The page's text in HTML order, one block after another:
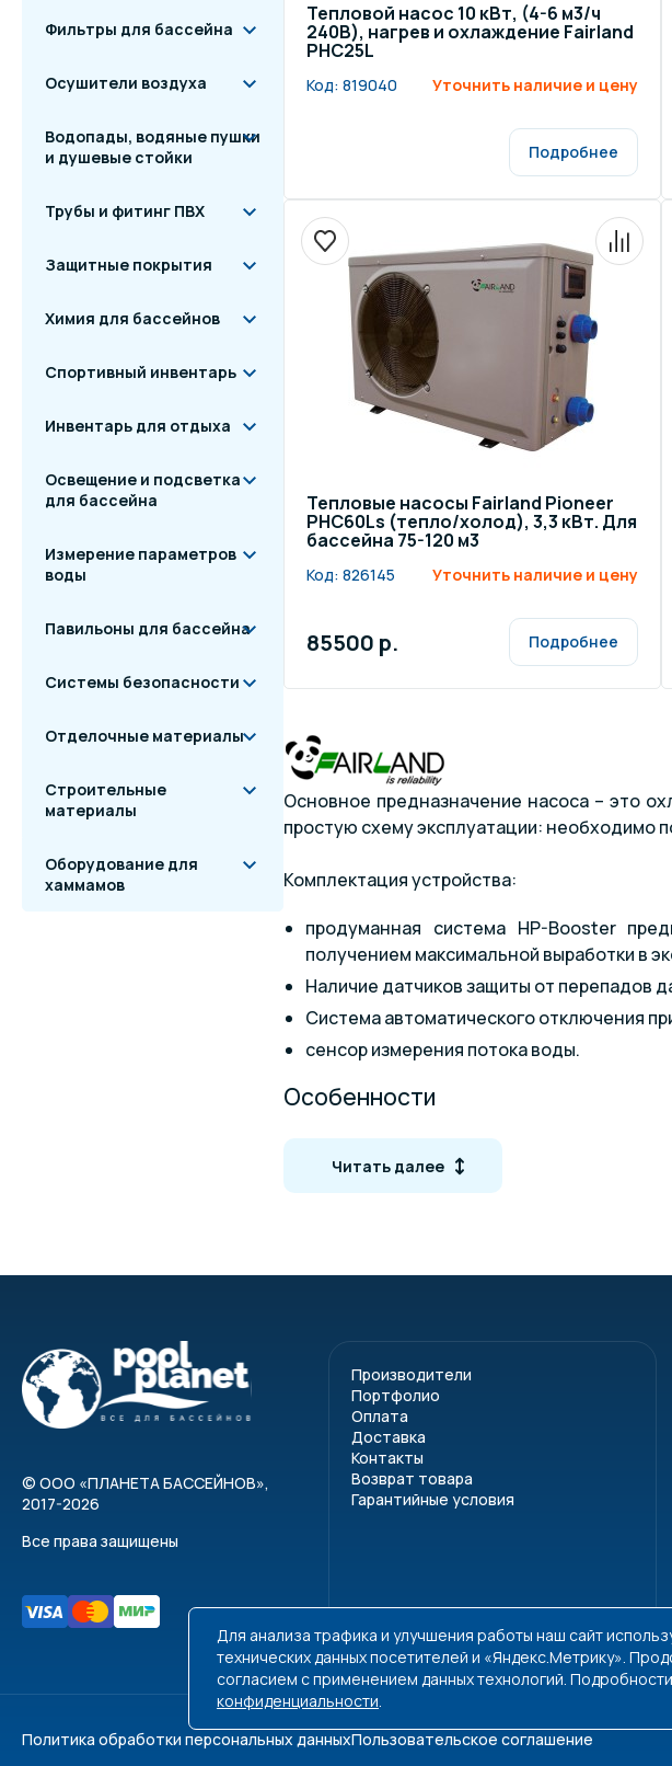
Фильтры для бассейна
Осушители воздуха
Водопады, водяные пушки
и душевые стойки
Трубы и фитинг ПВХ
Защитные покрытия
Химия для бассейнов
Спортивный инвентарь
Инвентарь для отдыха
Освещение и подсветка
для бассейна
Измерение параметров
воды
Павильоны для бассейна
Системы безопасности
Отделочные материалы
Строительные
материалы
Оборудование для
хаммамов
Тепловой насос 10 кВт, (4-6 м3/ч
240В), нагрев и охлаждение Fairland
PHC25L
Код: 819040 Уточнить наличие и цену
Подробнее
Тепловые насосы Fairland Pioneer
PHC60Ls (тепло/холод), 3,3 кВт. Для
бассейна 75-120 м3
Код: 826145 Уточнить наличие и цену
85500 р. Подробнее
Основное предназначение насоса – это
простую схему эксплуатации: необходимо
Комплектация устройства:
продуманная система HP-Booster
получением максимальной выработки в
Наличие датчиков защиты от перепадов
Система автоматического отключения
сенсор измерения потока воды.
Особенности
Титановый теплообменник
Простота монтажа и эксплуатации
Автоматический остановка в случае
Компрессор международной торговой
Экологически чистый и безвредный
Принцип работы
Тепловой насос Fairland отбирает энергию
теплоноситель в испарителе. Нагретый
теплоомбенник, где происходит передача
Охлаждённый газ-теплоноситель
Аналогичным способом происходит и
Технические характеристики
Модель
Номинальная выходная мощность
Читать далее
© ООО «ПЛАНЕТА БАССЕЙНОВ»,
2017-2026
Все права защищены
Производители
Портфолио
Оплата
Доставка
Контакты
Возврат товара
Гарантийные условия
Политика обработки персональных данныхПользовательское соглашение
Для анализа трафика и улучшения работы наш сайт
технических данных посетителей и «Яндекс.Метрику».
согласием с применением данных технологий.
конфиденциальности.